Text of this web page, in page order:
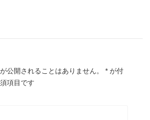
公開されることはありません。 * が付
項目です